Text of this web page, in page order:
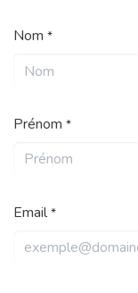
Nom *
Prénom *
Email *